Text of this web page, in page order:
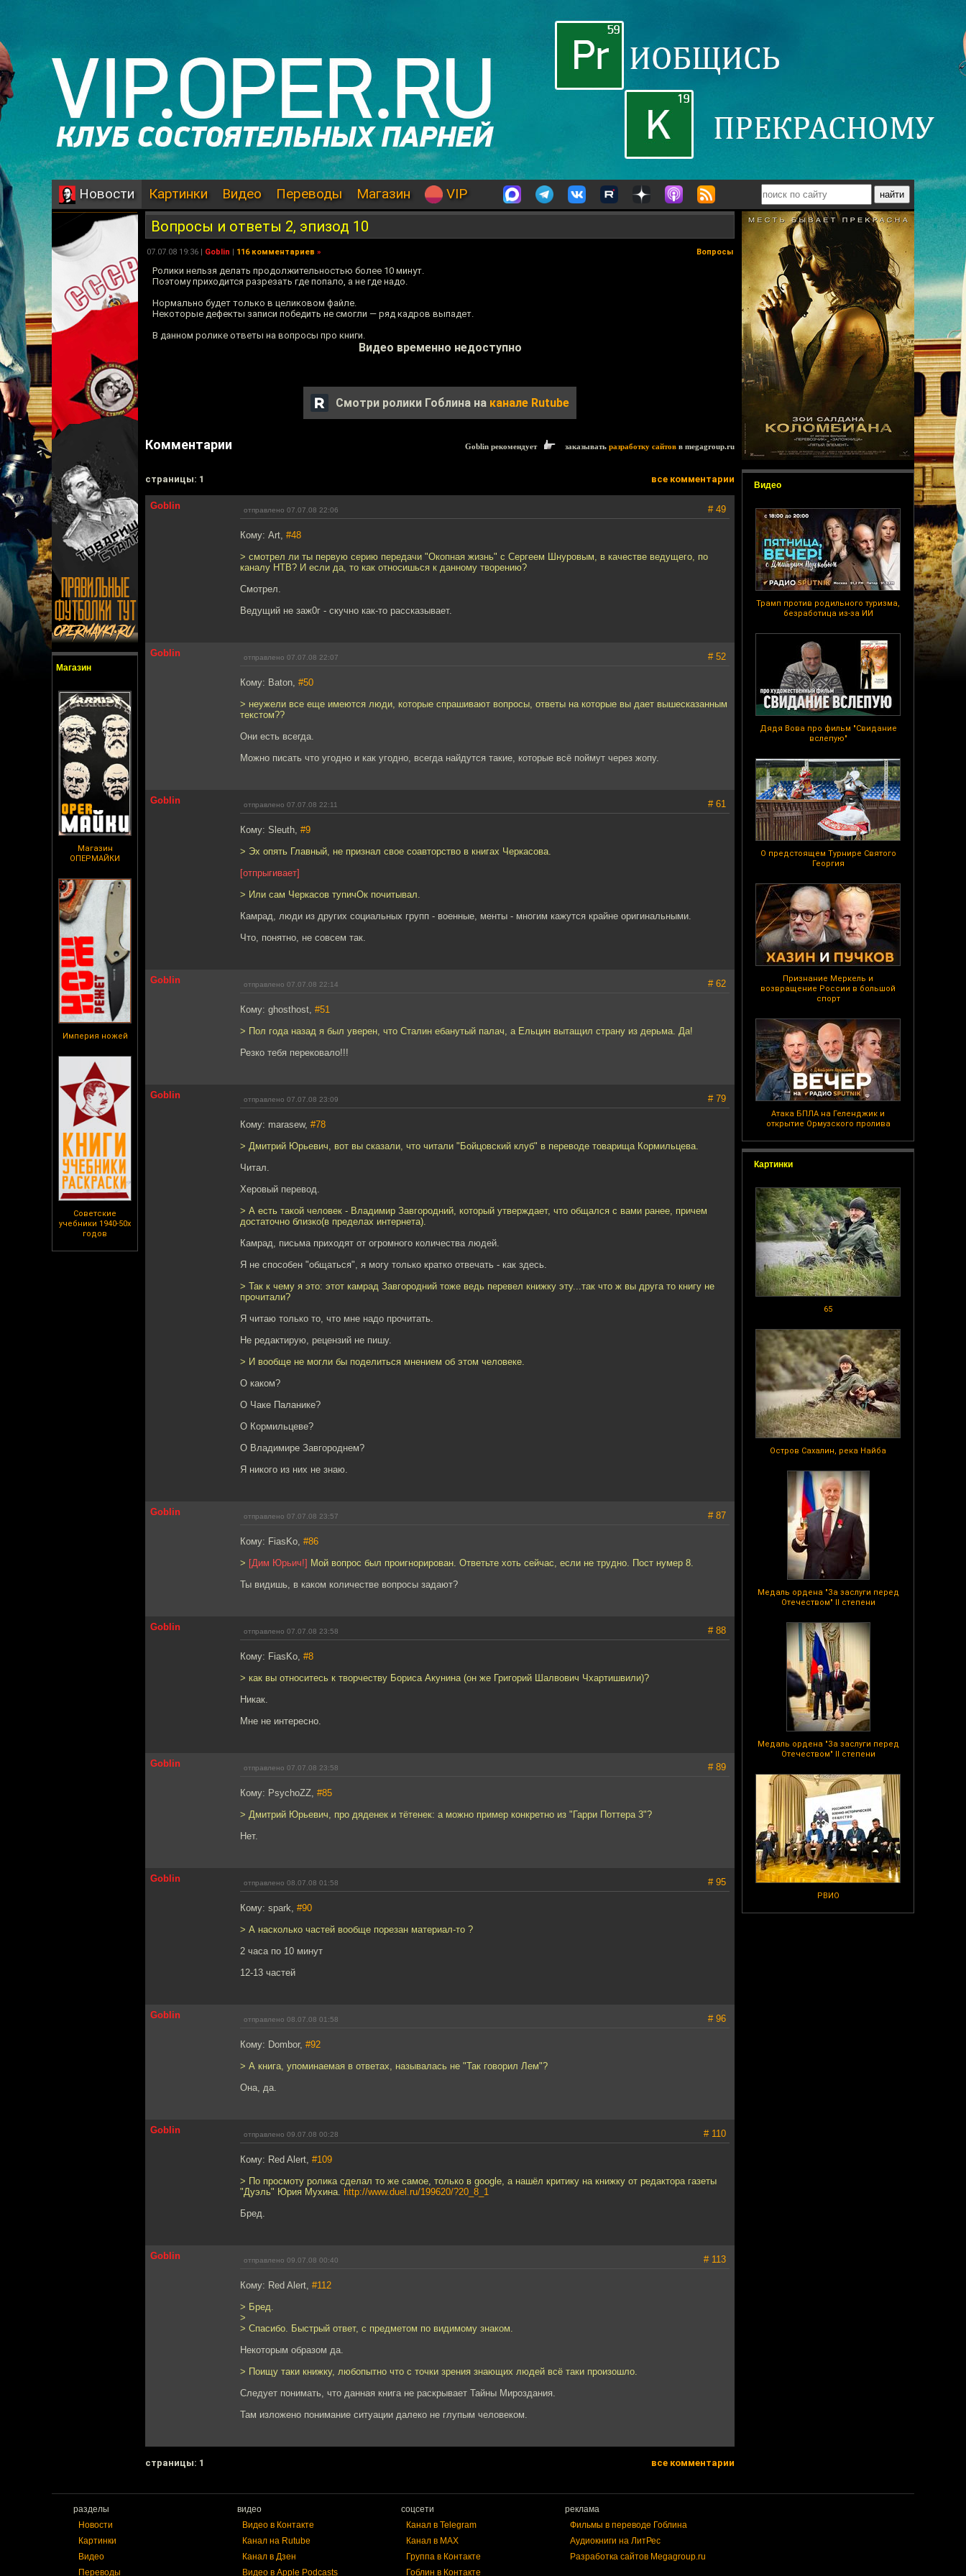
Новости Картинки Видео Переводы Магазин VIP
Магазин
Магазин
ОПЕРМАЙКИ
Империя ножей
Советские
учебники 1940-50х
годов
Видео
Трамп против родильного туризма,
безработица из-за ИИ
Дядя Вова про фильм "Свидание
вслепую"
О предстоящем Турнире Святого
Георгия
Признание Меркель и
возвращение России в большой
спорт
Атака БПЛА на Геленджик и
открытие Ормузского пролива
Картинки
65
Остров Сахалин, река Найба
Медаль ордена "За заслуги перед
Отечеством" II степени
Медаль ордена "За заслуги перед
Отечеством" II степени
РВИО
Вопросы и ответы 2, эпизод 10
07.07.08 19:36 | Goblin | 116 комментариев » Вопросы
Ролики нельзя делать продолжительностью более 10 минут.
Поэтому приходится разрезать где попало, а не где надо.
Нормально будет только в целиковом файле.
Некоторые дефекты записи победить не смогли — ряд кадров выпадет.
В данном ролике ответы на вопросы про книги.
Видео временно недоступно
Смотри ролики Гоблина на канале Rutube
Комментарии Goblin рекомендует заказывать разработку сайтов в megagroup.ru
cтраницы: 1 все комментарии
Goblin отправлено 07.07.08 22:06 # 49
Кому: Art, #48
> смотрел ли ты первую серию передачи "Окопная жизнь" с Сергеем Шнуровым, в качестве ведущего, по
каналу НТВ? И если да, то как относишься к данному творению?
Смотрел.
Ведущий не заж0г - скучно как-то рассказывает.
Goblin отправлено 07.07.08 22:07 # 52
Кому: Baton, #50
> неужели все еще имеются люди, которые спрашивают вопросы, ответы на которые вы дает вышесказанным
текстом??
Они есть всегда.
Можно писать что угодно и как угодно, всегда найдутся такие, которые всё поймут через жопу.
Goblin отправлено 07.07.08 22:11 # 61
Кому: Sleuth, #9
> Эх опять Главный, не признал свое соавторство в книгах Черкасова.
[отпрыгивает]
> Или сам Черкасов тупичОк почитывал.
Камрад, люди из других социальных групп - военные, менты - многим кажутся крайне оригинальными.
Что, понятно, не совсем так.
Goblin отправлено 07.07.08 22:14 # 62
Кому: ghosthost, #51
> Пол года назад я был уверен, что Сталин ебанутый палач, а Ельцин вытащил страну из дерьма. Да!
Резко тебя перековало!!!
Goblin отправлено 07.07.08 23:09 # 79
Кому: marasew, #78
> Дмитрий Юрьевич, вот вы сказали, что читали "Бойцовский клуб" в переводе товарища Кормильцева.
Читал.
Херовый перевод.
> А есть такой человек - Владимир Завгородний, который утверждает, что общался с вами ранее, причем
достаточно близко(в пределах интернета).
Камрад, письма приходят от огромного количества людей.
Я не способен "общаться", я могу только кратко отвечать - как здесь.
> Так к чему я это: этот камрад Завгородний тоже ведь перевел книжку эту...так что ж вы друга то книгу не
прочитали?
Я читаю только то, что мне надо прочитать.
Не редактирую, рецензий не пишу.
> И вообще не могли бы поделиться мнением об этом человеке.
О каком?
О Чаке Паланике?
О Кормильцеве?
О Владимире Завгороднем?
Я никого из них не знаю.
Goblin отправлено 07.07.08 23:57 # 87
Кому: FiasKo, #86
> [Дим Юрьич!] Мой вопрос был проигнорирован. Ответьте хоть сейчас, если не трудно. Пост нумер 8.
Ты видишь, в каком количестве вопросы задают?
Goblin отправлено 07.07.08 23:58 # 88
Кому: FiasKo, #8
> как вы относитесь к творчеству Бориса Акунина (он же Григорий Шалвович Чхартишвили)?
Никак.
Мне не интересно.
Goblin отправлено 07.07.08 23:58 # 89
Кому: PsychoZZ, #85
> Дмитрий Юрьевич, про дяденек и тётенек: а можно пример конкретно из "Гарри Поттера 3"?
Нет.
Goblin отправлено 08.07.08 01:58 # 95
Кому: spark, #90
> А насколько частей вообще порезан материал-то ?
2 часа по 10 минут
12-13 частей
Goblin отправлено 08.07.08 01:58 # 96
Кому: Dombor, #92
> А книга, упоминаемая в ответах, называлась не "Так говорил Лем"?
Она, да.
Goblin отправлено 09.07.08 00:28 # 110
Кому: Red Alert, #109
> По просмоту ролика сделал то же самое, только в google, а нашёл критику на книжку от редактора газеты
"Дуэль" Юрия Мухина. http://www.duel.ru/199620/?20_8_1
Бред.
Goblin отправлено 09.07.08 00:40 # 113
Кому: Red Alert, #112
> Бред.
>
> Спасибо. Быстрый ответ, с предметом по видимому знаком.
Некоторым образом да.
> Поищу таки книжку, любопытно что с точки зрения знающих людей всё таки произошло.
Следует понимать, что данная книга не раскрывает Тайны Мироздания.
Там изложено понимание ситуации далеко не глупым человеком.
cтраницы: 1 все комментарии
разделы
Новости
Картинки
Видео
Переводы
видео
Видео в Контакте
Канал на Rutube
Канал в Дзен
Видео в Apple Podcasts
соцсети
Канал в Telegram
Канал в MAX
Группа в Контакте
Гоблин в Контакте
реклама
Фильмы в переводе Гоблина
Аудиокниги на ЛитРес
Разработка сайтов Megagroup.ru